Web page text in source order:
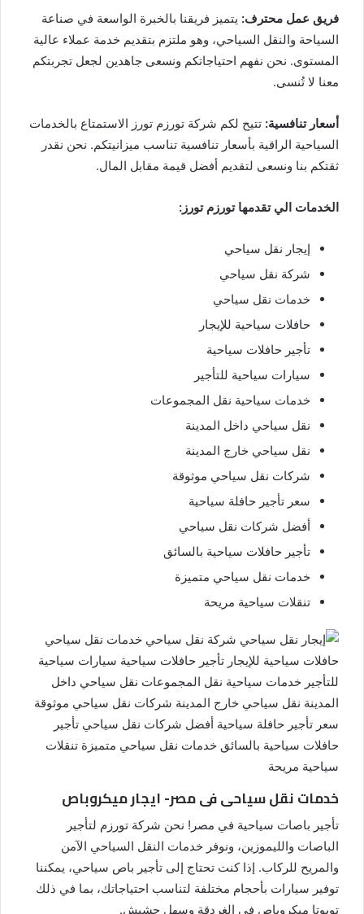
فريق عمل محترف: يتميز فريقنا بالخبرة الواسعة في صناعة
السياحة والنقل السياحي، وهو ملتزم بتقديم خدمة عملاء عالية
المستوى. نحن نفهم احتياجاتكم ونسعى جاهدين لجعل تجربتكم
معنا لا تُنسى.
أسعار تنافسية: تتيح لكم شركة تورزم تورز الاستمتاع بالخدمات
السياحية الراقية بأسعار تنافسية تناسب ميزانيتكم. نحن نقدر
ثقتكم بنا ونسعى لتقديم أفضل قيمة مقابل المال.
الخدمات الي تقدمها تورزم تورز:
إيجار نقل سياحي
شركة نقل سياحي
خدمات نقل سياحي
حافلات سياحية للإيجار
تأجير حافلات سياحية
سيارات سياحية للتأجير
خدمات سياحية نقل المجموعات
نقل سياحي داخل المدينة
نقل سياحي خارج المدينة
شركات نقل سياحي موثوقة
سعر تأجير حافلة سياحية
أفضل شركات نقل سياحي
تأجير حافلات سياحية بالسائق
خدمات نقل سياحي متميزة
تنقلات سياحية مريحة
خدمات نقل سياحى فى مصر- ايجار ميكروباص
تأجير باصات سياحية في مصر! نحن شركة تورزم لتأجير
الباصات والليموزين، ونوفر خدمات النقل السياحي الآمن
والمريح للركاب. إذا كنت تحتاج إلى تأجير باص سياحي، يمكننا
توفير سيارات بأحجام مختلفة لتناسب احتياجاتك، بما في ذلك
تويوتا ميكروباص في الغردقة وسهل حشيش.